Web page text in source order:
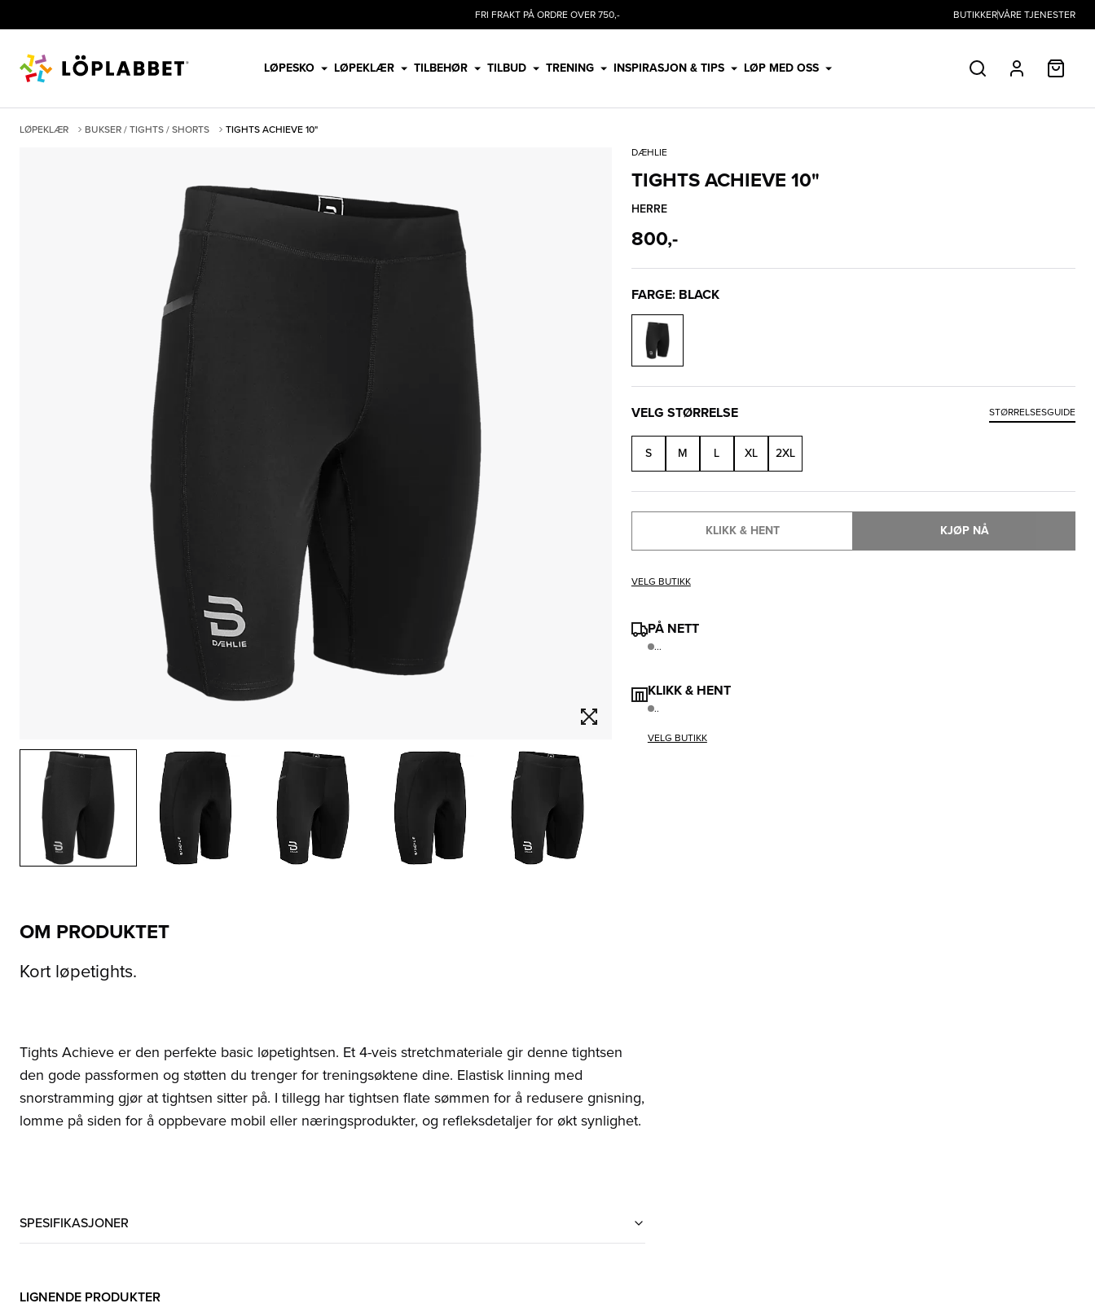
FRI FRAKT PÅ ORDRE OVER 750,- BUTIKKERVÅRE TJENESTER
LØPESKO LØPEKLÆR TILBEHØR TILBUD TRENING INSPIRASJON & TIPS LØP MED OSS SØK PROFIL
LØPEKLÆR BUKSER / TIGHTS / SHORTS
TIGHTS ACHIEVE 10"
DÆHLIE
TIGHTS ACHIEVE 10"
HERRE
800,-
FARGE: BLACK
VELG STØRRELSE STØRRELSESGUIDE
S M L XL 2XL
KLIKK & HENT KJØP NÅ
VELG BUTIKK
PÅ NETT
...
KLIKK & HENT
..
VELG BUTIKK
OM PRODUKTET
Kort løpetights.
Tights Achieve er den perfekte basic løpetightsen. Et 4-veis stretchmateriale gir denne tightsen
den gode passformen og støtten du trenger for treningsøktene dine. Elastisk linning med
snorstramming gjør at tightsen sitter på. I tillegg har tightsen flate sømmen for å redusere gnisning,
lomme på siden for å oppbevare mobil eller næringsprodukter, og refleksdetaljer for økt synlighet.
SPESIFIKASJONER
LIGNENDE PRODUKTER